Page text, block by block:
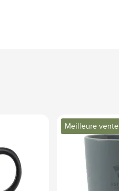
Meilleure vente